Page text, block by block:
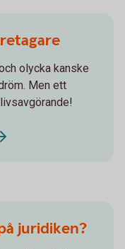
olycka kanske
Men ett
juridiken?